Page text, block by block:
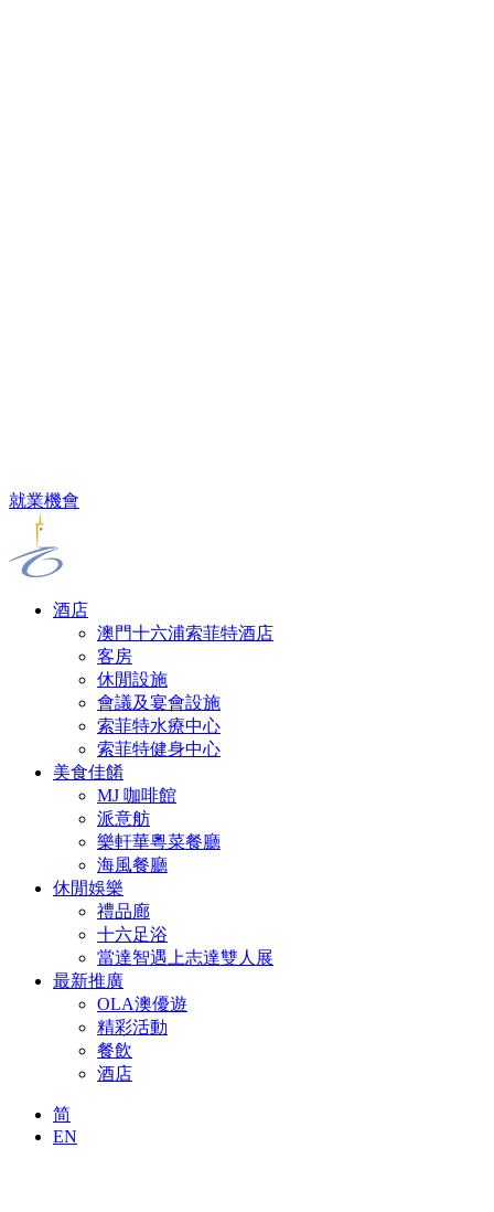
就業機會
酒店
澳門十六浦索菲特酒店
客房
休閒設施
會議及宴會設施
索菲特水療中心
索菲特健身中心
美食佳餚
MJ 咖啡館
派意舫
樂軒華粵菜餐廳
海風餐廳
休閒娛樂
禮品廊
十六足浴
當達智遇上志達雙人展
最新推廣
OLA澳優遊
精彩活動
餐飲
酒店
简
EN